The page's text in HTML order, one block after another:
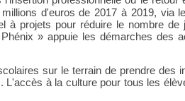
d'euros de 2017 à 2019, via
projets pour réduire le nombre
Phénix » appuie les démarches des
sur le terrain de prendre
à la culture pour tous les